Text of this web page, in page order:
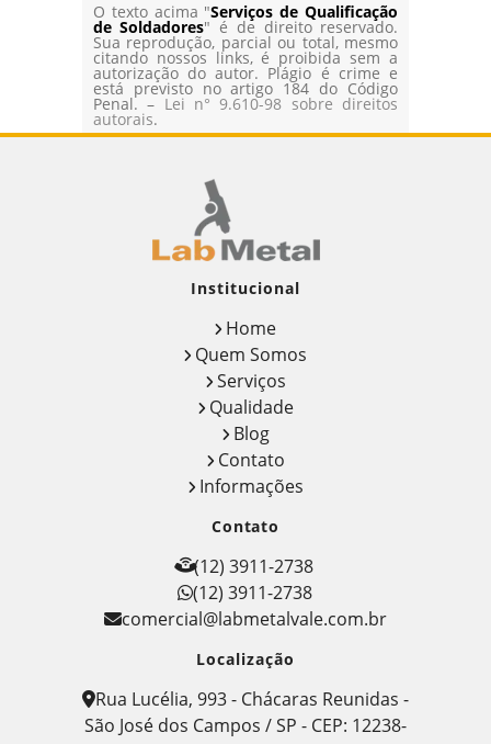
O texto acima "Serviços de Qualificação
de Soldadores" é de direito reservado.
Sua reprodução, parcial ou total, mesmo
citando nossos links, é proibida sem a
autorização do autor. Plágio é crime e
está previsto no artigo 184 do Código
Penal. – Lei n° 9.610-98 sobre direitos
autorais.
Institucional
Home
Quem Somos
Serviços
Qualidade
Blog
Contato
Informações
Contato
(12) 3911-2738
(12) 3911-2738
comercial@labmetalvale.com.br
Localização
Rua Lucélia, 993 - Chácaras Reunidas -
São José dos Campos / SP - CEP: 12238-